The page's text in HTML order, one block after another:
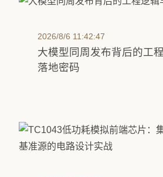
2026/8/6 11:42:47
大模型同周发布背后的工
落地密码